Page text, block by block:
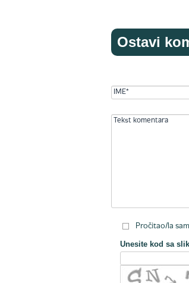
Ostavi
Pročitao/la
Unesite kod sa